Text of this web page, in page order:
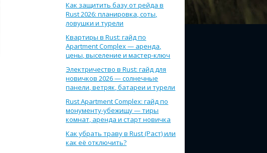
Как защитить базу от рейда в
Rust 2026: планировка, соты,
ловушки и турели
Квартиры в Rust: гайд по
Apartment Complex — аренда,
цены, выселение и мастер-ключ
Электричество в Rust: гайд для
новичков 2026 — солнечные
панели, ветряк, батареи и турели
Rust Apartment Complex: гайд по
монументу-убежищу — тиры
комнат, аренда и старт новичка
Как убрать траву в Rust (Раст) или
как её отключить?